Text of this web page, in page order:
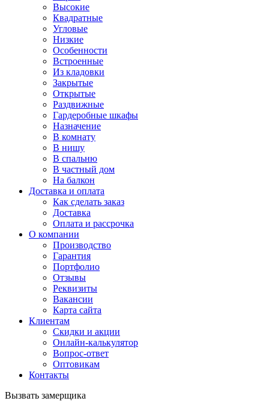
Высокие
Квадратные
Угловые
Низкие
Особенности
Встроенные
Из кладовки
Закрытые
Открытые
Раздвижные
Гардеробные шкафы
Назначение
В комнату
В нишу
В спальню
В частный дом
На балкон
Доставка и оплата
Как сделать заказ
Доставка
Оплата и рассрочка
О компании
Производство
Гарантия
Портфолио
Отзывы
Реквизиты
Вакансии
Карта сайта
Клиентам
Скидки и акции
Онлайн-калькулятор
Вопрос-ответ
Оптовикам
Контакты
Вызвать замерщика